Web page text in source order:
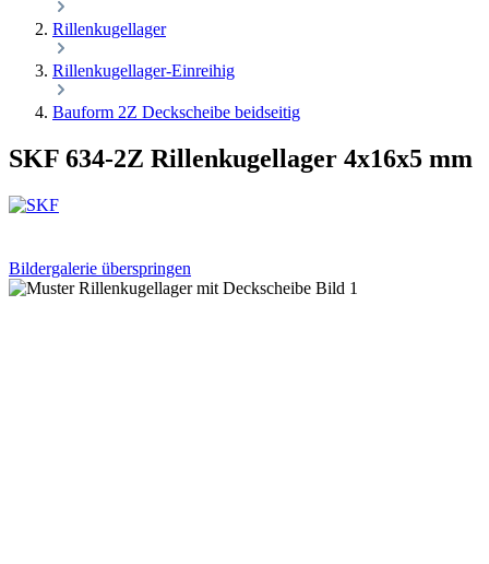
Rillenkugellager
Rillenkugellager-Einreihig
Bauform 2Z Deckscheibe beidseitig
SKF 634-2Z Rillenkugellager 4x16x5 mm
Bildergalerie überspringen